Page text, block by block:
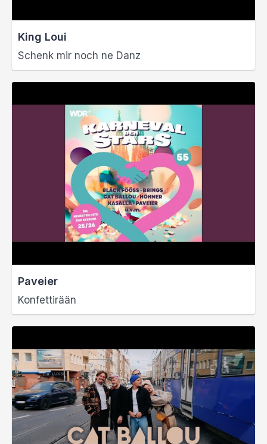
King Loui
Schenk mir noch ne Danz
Paveier
Konfettirään